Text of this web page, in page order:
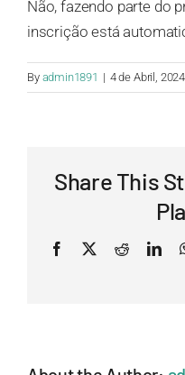
Não, fazendo parte do
inscrição está
By admin1891 | 4 de Abril, 2024
Share This
Facebook
X Reddit